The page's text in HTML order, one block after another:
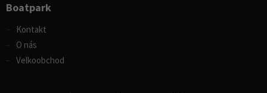
Boatpark
Kontakt
O nás
Velkoobchod